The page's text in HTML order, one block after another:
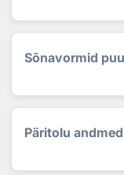
Sõnavormid
Päritolu